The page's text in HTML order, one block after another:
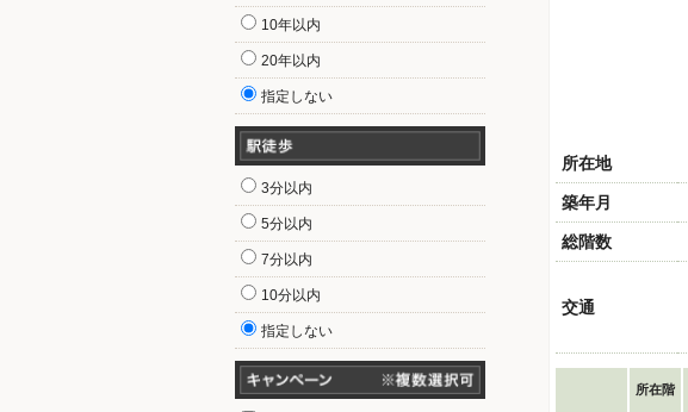
所在地
築年月
総階数
交通
所在階
10年以内
20年以内
指定しない
3分以内
5分以内
7分以内
10分以内
指定しない